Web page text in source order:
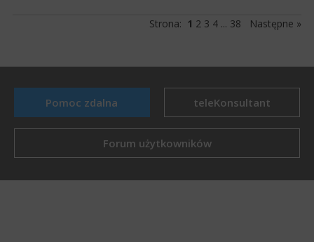
Strona: 1 2 3 4 ... 38 Następne »
Pomoc zdalna teleKonsultant
Forum użytkowników